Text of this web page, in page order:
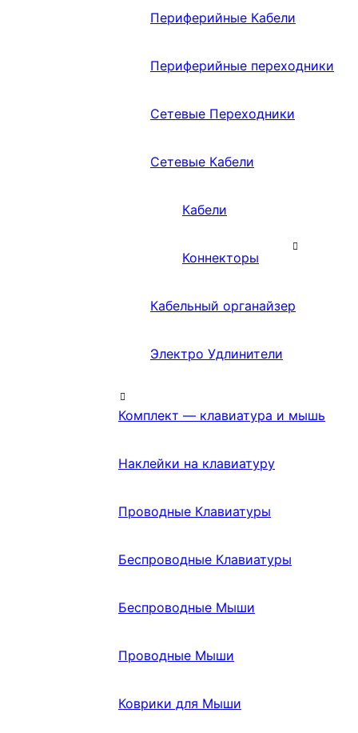
Периферийные Кабели
Периферийные переходники
Сетевые Переходники
Сетевые Кабели
Кабели
Коннекторы
Кабельный органайзер
Электро Удлинители
Комплект — клавиатура и мышь
Наклейки на клавиатуру
Проводные Клавиатуры
Беспроводные Клавиатуры
Беспроводные Мыши
Проводные Мыши
Коврики для Мыши